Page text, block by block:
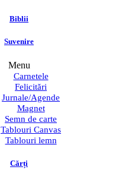
Biblii
Suvenire
Menu
Carnetele
Felicitări
Jurnale/Agende
Magnet
Semn de carte
Tablouri Canvas
Tablouri lemn
Cărți